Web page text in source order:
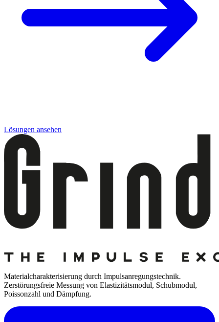
Lösungen ansehen
Materialcharakterisierung durch Impulsanregungstechnik.
Zerstörungsfreie Messung von Elastizitätsmodul, Schubmodul,
Poissonzahl und Dämpfung.